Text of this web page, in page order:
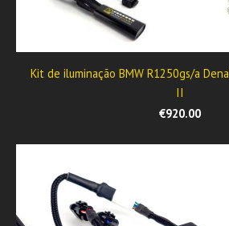
Kit de iluminação BMW R1250gs/a
II
€920.00